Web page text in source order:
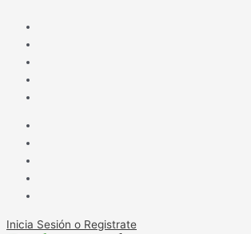
contenido
Inicia Sesión o Registrate
entre
científicos
por
persona
contagiada
hongo
que
solo
afectaba
frutales